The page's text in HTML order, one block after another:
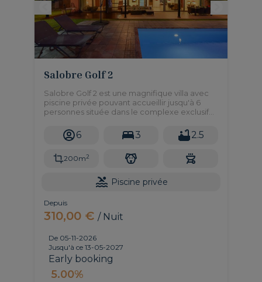
Salobre Golf 2
Salobre Golf 2 est une magnifique villa avec
piscine privée pouvant accueillir jusqu'à 6
personnes située dans le complexe exclusif
de trois chambres doubles, d'un jardin, d'un
barbecue et de tout ce dont vous avez
vacances imbattable.
6 3 2.5
200m2
Piscine privée
Depuis
310,00 €/ Nuit
De 05-11-2026
Jusqu'à ce 13-05-2027
Early booking
5.00%